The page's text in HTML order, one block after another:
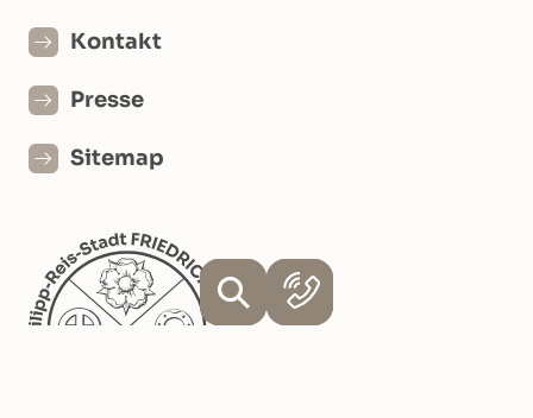
Kontakt
Presse
Sitemap